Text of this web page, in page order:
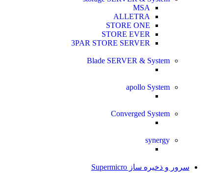
MSA
ALLETRA
STORE ONE
STORE EVER
3PAR STORE SERVER
Blade SERVER & System
apollo System
Converged System
synergy
سرور و ذخیره ساز Supermicro